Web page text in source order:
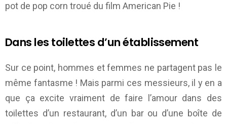
pot de pop corn troué du film American Pie !
Dans les toilettes d’un établissement
Sur ce point, hommes et femmes ne partagent pas le
même fantasme ! Mais parmi ces messieurs, il y en a
que ça excite vraiment de faire l’amour dans des
toilettes d’un restaurant, d’un bar ou d’une boîte de